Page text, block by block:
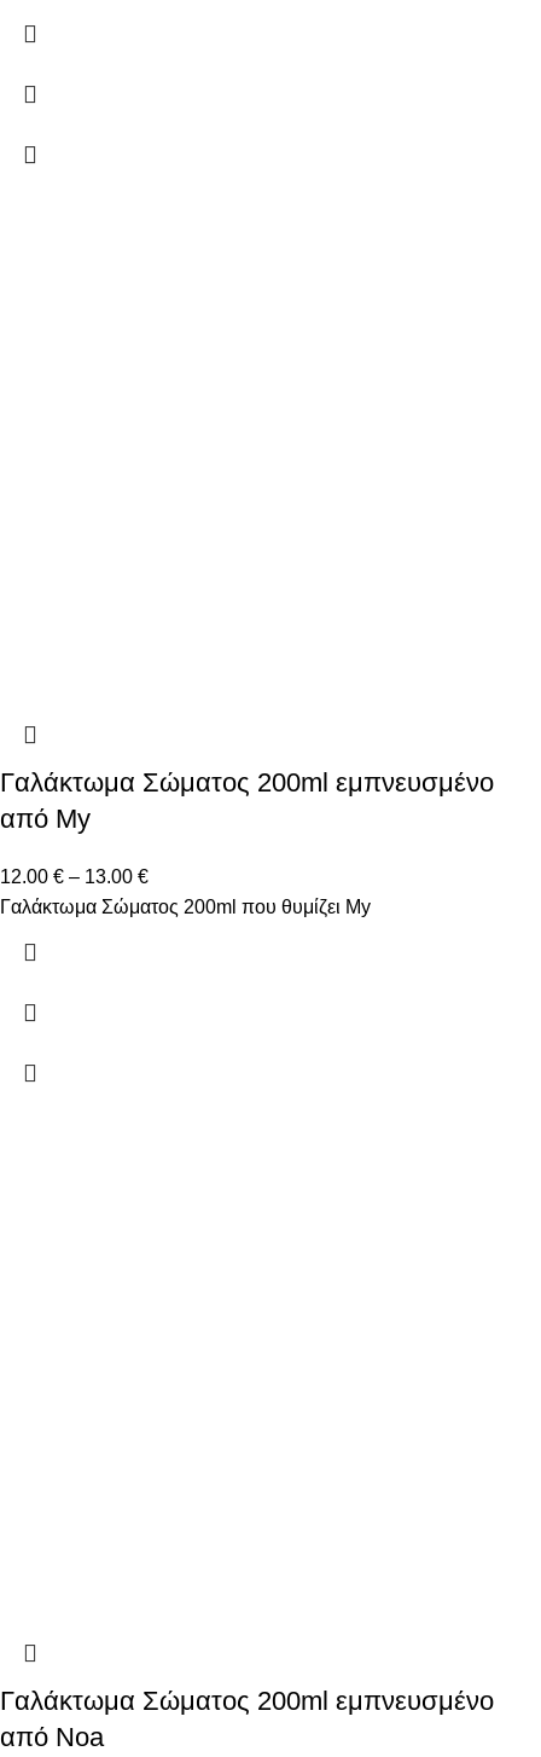
Γαλάκτωμα Σώματος 200ml εμπνευσμένο
από My
12.00 € – 13.00 €
Γαλάκτωμα Σώματος 200ml που θυμίζει My
Γαλάκτωμα Σώματος 200ml εμπνευσμένο
από Noa